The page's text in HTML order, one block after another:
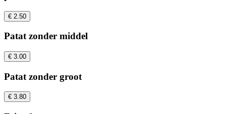
€ 2.50
Patat zonder middel
€ 3.00
Patat zonder groot
€ 3.80